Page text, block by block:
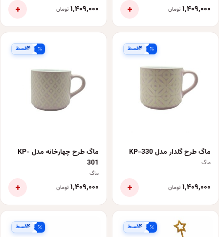
۱٬۴۰۹٬۰۰۰ تومان + ۱٬۴۰۹٬۰۰۰ تومان +
۴قسط
ماگ طرح گلدار مدل KP-330
ماگ
۱٬۴۰۹٬۰۰۰ تومان +
۴قسط
ماگ طرح چهارخانه مدل KP-
301
ماگ
۱٬۴۰۹٬۰۰۰ تومان +
۴قسط ۴قسط